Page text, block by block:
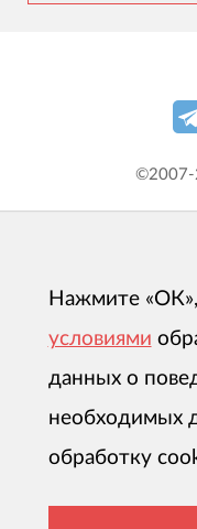
©2007-
Нажмите «ОК»,
условиями
данных о
необходимых
обработку